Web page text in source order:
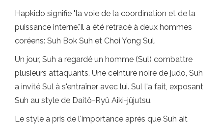
Hapkido signifie "la voie de la coordination et de la
puissance interne."Il a été retracé à deux hommes
coréens: Suh Bok Suh et Choi Yong Sul.
Un jour, Suh a regardé un homme (Sul) combattre
plusieurs attaquants. Une ceinture noire de judo, Suh
a invité Sul à s'entraîner avec lui. Sul l'a fait, exposant
Suh au style de Daitô-Ryû Aiki-jûjutsu.
Le style a pris de l'importance après que Suh ait